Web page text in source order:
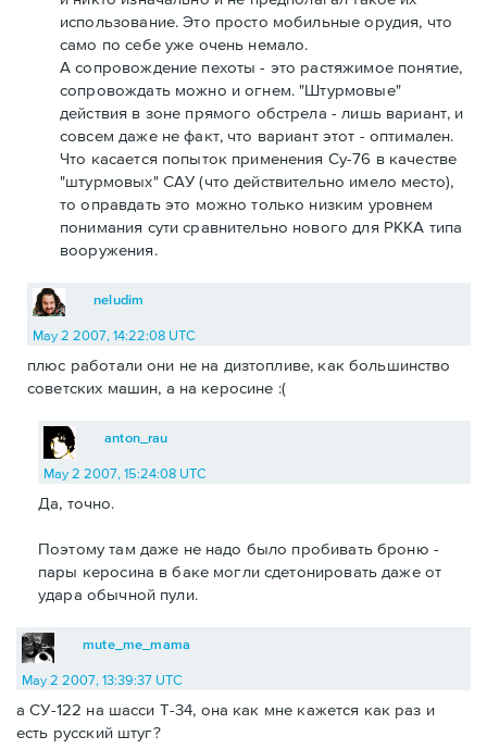
использование. Это просто мобильные орудия, что
само по себе уже очень немало.
А сопровождение пехоты - это растяжимое понятие,
сопровождать можно и огнем. "Штурмовые"
действия в зоне прямого обстрела - лишь вариант, и
совсем даже не факт, что вариант этот - оптимален.
Что касается попыток применения Су-76 в качестве
"штурмовых" САУ (что действительно имело место),
то оправдать это можно только низким уровнем
понимания сути сравнительно нового для РККА типа
вооружения.
neludim
May 2 2007, 14:22:08 UTC
плюс работали они не на дизтопливе, как большинство
советских машин, а на керосине :(
anton_rau
May 2 2007, 15:24:08 UTC
Да, точно.
Поэтому там даже не надо было пробивать броню -
пары керосина в баке могли сдетонировать даже от
удара обычной пули.
mute_me_mama
May 2 2007, 13:39:37 UTC
а СУ-122 на шасси Т-34, она как мне кажется как раз и
есть русский штуг?